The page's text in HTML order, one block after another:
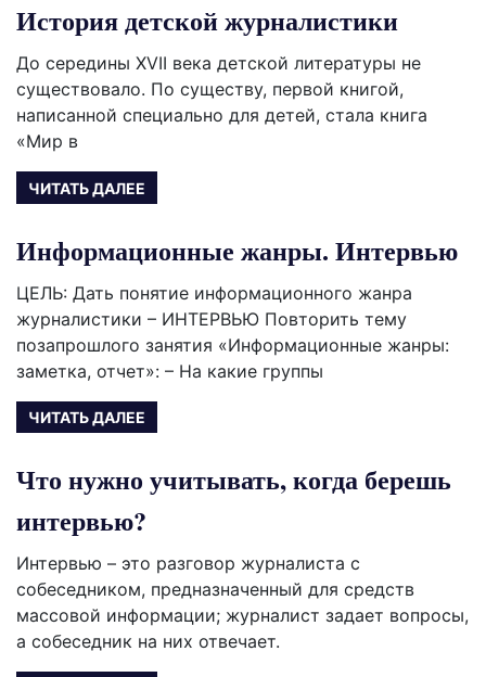
История детской журналистики
До середины XVII века детской литературы не
существовало. По существу, первой книгой,
написанной специально для детей, стала книга
«Мир в
ЧИТАТЬ ДАЛЕЕ
Информационные жанры. Интервью
ЦЕЛЬ: Дать понятие информационного жанра
журналистики – ИНТЕРВЬЮ Повторить тему
позапрошлого занятия «Информационные жанры:
заметка, отчет»: – На какие группы
ЧИТАТЬ ДАЛЕЕ
Что нужно учитывать, когда берешь
интервью?
Интервью – это разговор журналиста с
собеседником, предназначенный для средств
массовой информации; журналист задает вопросы,
а со­беседник на них отвечает.